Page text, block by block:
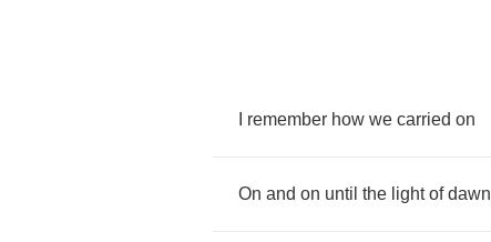
remember how we carried on
On and on until the light of dawn